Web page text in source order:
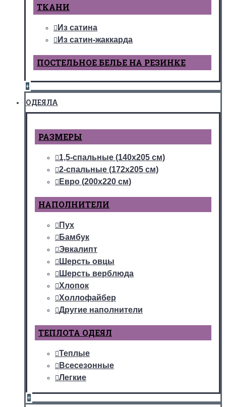
ТКАНИ
Из сатина
Из сатин-жаккарда
ПОСТЕЛЬНОЕ БЕЛЬЕ НА РЕЗИНКЕ
+
ОДЕЯЛА
РАЗМЕРЫ
1,5-спальные (140х205 см)
2-спальные (172х205 см)
Евро (200х220 см)
НАПОЛНИТЕЛИ
Пух
Бамбук
Эвкалипт
Шерсть овцы
Шерсть верблюда
Хлопок
Холлофайбер
Другие наполнители
ТЕПЛОТА ОДЕЯЛ
Теплые
Всесезонные
Легкие
+